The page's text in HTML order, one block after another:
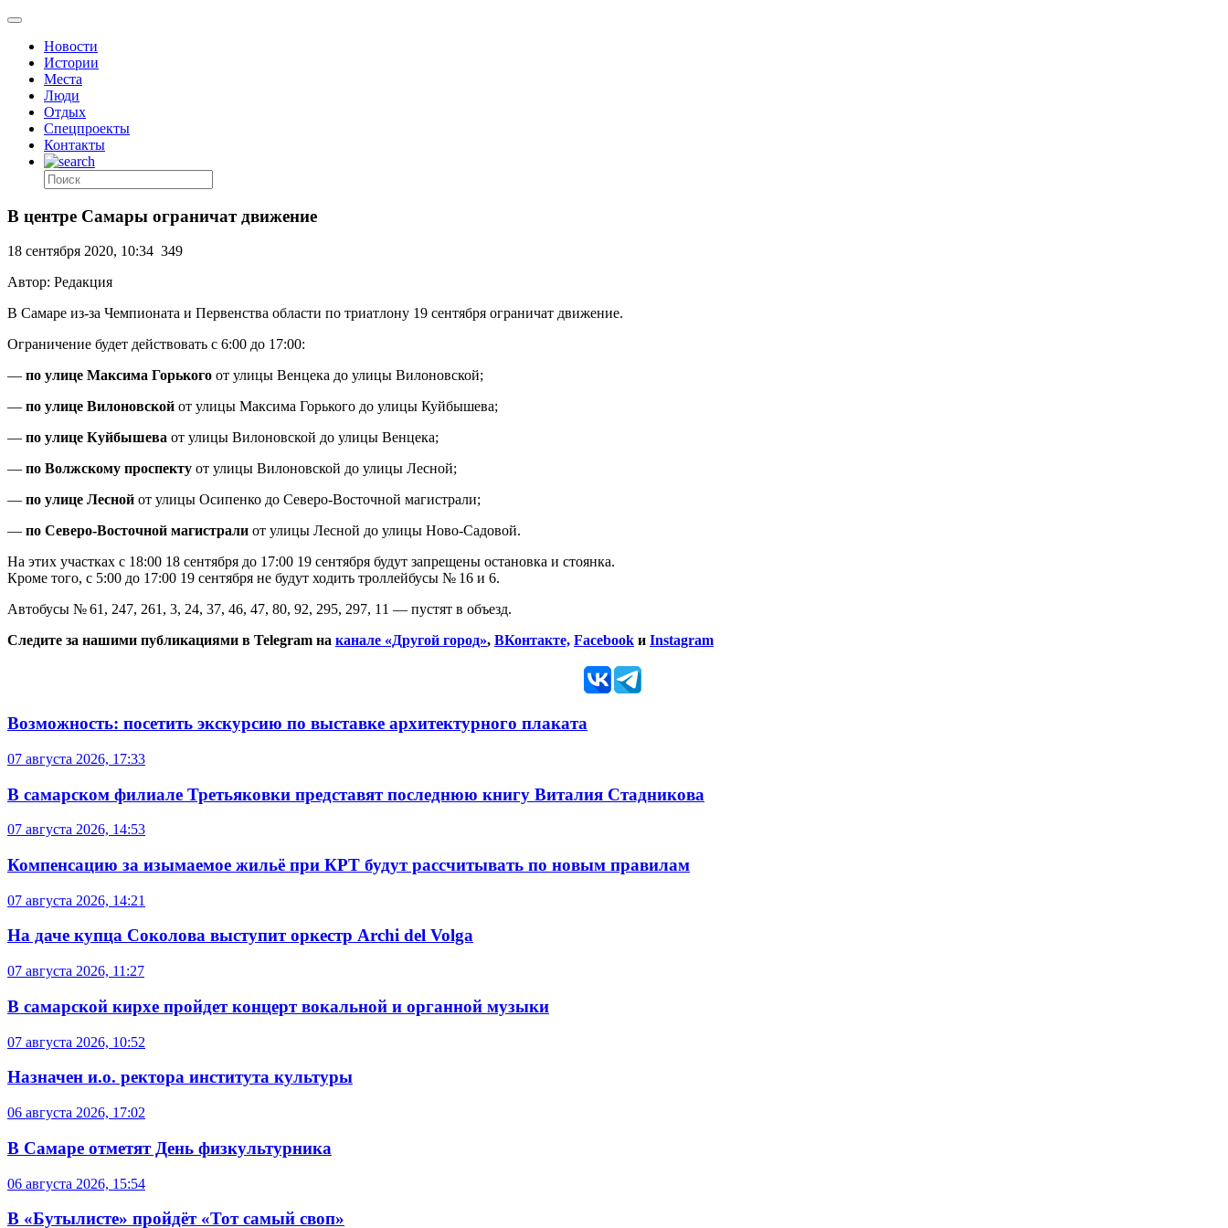
Новости
Истории
Места
Люди
Отдых
Спецпроекты
Контакты
В центре Самары ограничат движение
18 сентября 2020, 10:34 349
Автор: Редакция
В Самаре из-за Чемпионата и Первенства области по триатлону 19 сентября ограничат движение.
Ограничение будет действовать с 6:00 до 17:00:
— по улице Максима Горького от улицы Венцека до улицы Вилоновской;
— по улице Вилоновской от улицы Максима Горького до улицы Куйбышева;
— по улице Куйбышева от улицы Вилоновской до улицы Венцека;
— по Волжскому проспекту от улицы Вилоновской до улицы Лесной;
— по улице Лесной от улицы Осипенко до Северо-Восточной магистрали;
— по Северо-Восточной магистрали от улицы Лесной до улицы Ново-Садовой.
На этих участках с 18:00 18 сентября до 17:00 19 сентября будут запрещены остановка и стоянка.
Кроме того, с 5:00 до 17:00 19 сентября не будут ходить троллейбусы № 16 и 6.
Автобусы № 61, 247, 261, 3, 24, 37, 46, 47, 80, 92, 295, 297, 11 — пустят в объезд.
Следите за нашими публикациями в Telegram на канале «Другой город», ВКонтакте, Facebook и Instagram
Возможность: посетить экскурсию по выставке архитектурного плаката
07 августа 2026, 17:33
В самарском филиале Третьяковки представят последнюю книгу Виталия Стадникова
07 августа 2026, 14:53
Компенсацию за изымаемое жильё при КРТ будут рассчитывать по новым правилам
07 августа 2026, 14:21
На даче купца Соколова выступит оркестр Archi del Volga
07 августа 2026, 11:27
В самарской кирхе пройдет концерт вокальной и органной музыки
07 августа 2026, 10:52
Назначен и.о. ректора института культуры
06 августа 2026, 17:02
В Самаре отметят День физкультурника
06 августа 2026, 15:54
В «Бутылисте» пройдёт «Тот самый своп»